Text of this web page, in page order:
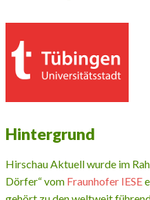
Hintergrund
Hirschau Aktuell wurde im
Dörfer“ vom Fraunhofer IESE